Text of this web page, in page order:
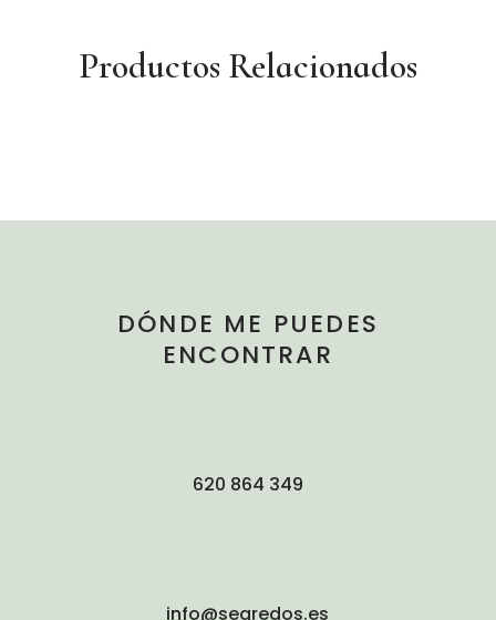
Productos Relacionados
DÓNDE ME PUEDES
ENCONTRAR
620 864 349
info@segredos.es